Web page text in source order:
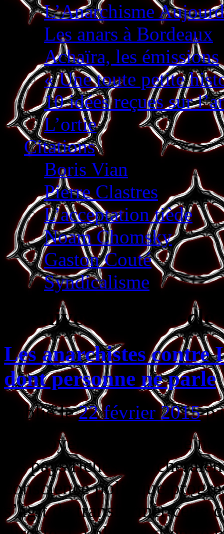
L’Anarchisme
Les anars à Bordeaux
Achaïra, les émissions
« Une toute petite
10 idées reçues sur
L’ortie
Citations
Boris Vian
Pierre Clastres
L’acceptation tiède
Noam Chomsky
Gaston Couté
Syndicalisme
Archives par mot-
Les anarchistes contre
dont personne ne parle
Publié le 22 février 2015
Le Moyen-Orient est de
les pays riches
conscience politique
s’agit de transformer cette